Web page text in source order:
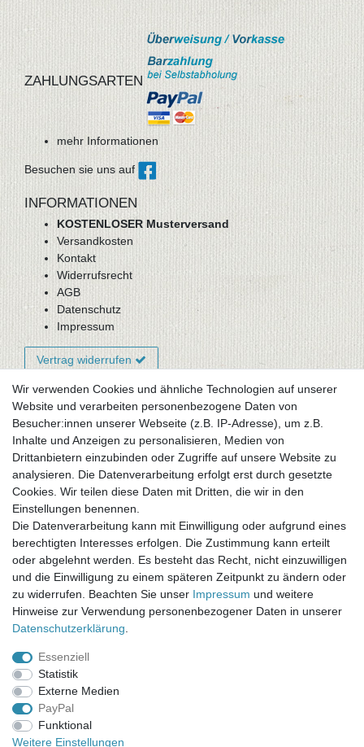
ZAHLUNGSARTEN
mehr Informationen
Besuchen sie uns auf
INFORMATIONEN
KOSTENLOSER Musterversand
Versandkosten
Kontakt
Widerrufsrecht
AGB
Datenschutz
Impressum
Vertrag widerrufen
Newsletter-Anmeldung
FAQ / Fragen
Mein Warenkorb
Mein Merkzettel
Mein Konto
UNSER LADENGESCHÄFT
Gottlieb-Daimler-Str. 10
33334 Gütersloh
ÖFFNUNGSZEITEN
Montag - Dienstag: 8.00 - 18.00 Uhr, Mittwoch Ruhetag,
Donnerstag: 8.00 - 18.00 Uhr, Freitag 8.00 - 14.00 Uhr
KUNDENSERVICE
Telefon: (05241) 403 22 38
E-Mail: info@stoffamstueck.de
Wir verwenden Cookies und ähnliche Technologien auf unserer
Website und verarbeiten personenbezogene Daten von
Besucher:innen unserer Webseite (z.B. IP-Adresse), um z.B.
Inhalte und Anzeigen zu personalisieren, Medien von
Drittanbietern einzubinden oder Zugriffe auf unsere Website zu
analysieren. Die Datenverarbeitung erfolgt erst durch gesetzte
Cookies. Wir teilen diese Daten mit Dritten, die wir in den
Einstellungen benennen.
Die Datenverarbeitung kann mit Einwilligung oder aufgrund eines
berechtigten Interesses erfolgen. Die Zustimmung kann erteilt
oder abgelehnt werden. Es besteht das Recht, nicht einzuwilligen
und die Einwilligung zu einem späteren Zeitpunkt zu ändern oder
zu widerrufen. Beachten Sie unser Impressum und weitere
Hinweise zur Verwendung personenbezogener Daten in unserer
Daten­schutz­erklärung
Essenziell
Statistik
Externe Medien
PayPal
Funktional
Weitere Einstellungen